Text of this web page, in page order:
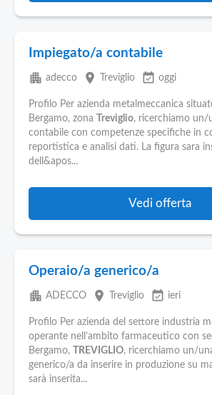
Impiegato/a contabile
apartment adecco place Treviglio event_available oggi
Profilo Per azienda metalmeccanica
Bergamo, zona
Treviglio, ricerchiamo un/
contabile con competenze specifiche in
reportistica e analisi dati. La figura sara
dell&apos...
Vedi offerta
Operaio/a generico/a
apartment ADECCO place Treviglio event_available ieri
Profilo Per azienda del settore industria
operante nell’ambito farmaceutico con
Bergamo,
TREVIGLIO, ricerchiamo un/
generico/a da inserire in produzione su
sarà inserita...